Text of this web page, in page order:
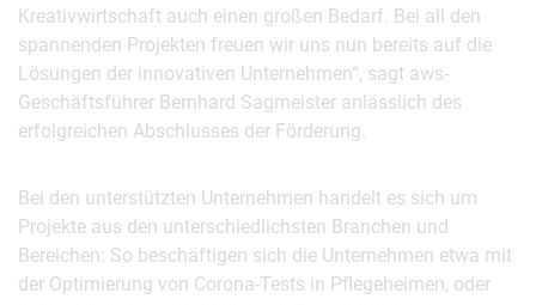
Kreativwirtschaft auch einen großen Bedarf. Bei all den
spannenden Projekten freuen wir uns nun bereits auf die
Lösungen der innovativen Unternehmen“, sagt aws-
Geschäftsführer Bernhard Sagmeister anlässlich des
erfolgreichen Abschlusses der Förderung.
Bei den unterstützten Unternehmen handelt es sich um
Projekte aus den unterschiedlichsten Branchen und
Bereichen: So beschäftigen sich die Unternehmen etwa mit
der Optimierung von Corona-Tests in Pflegeheimen, oder